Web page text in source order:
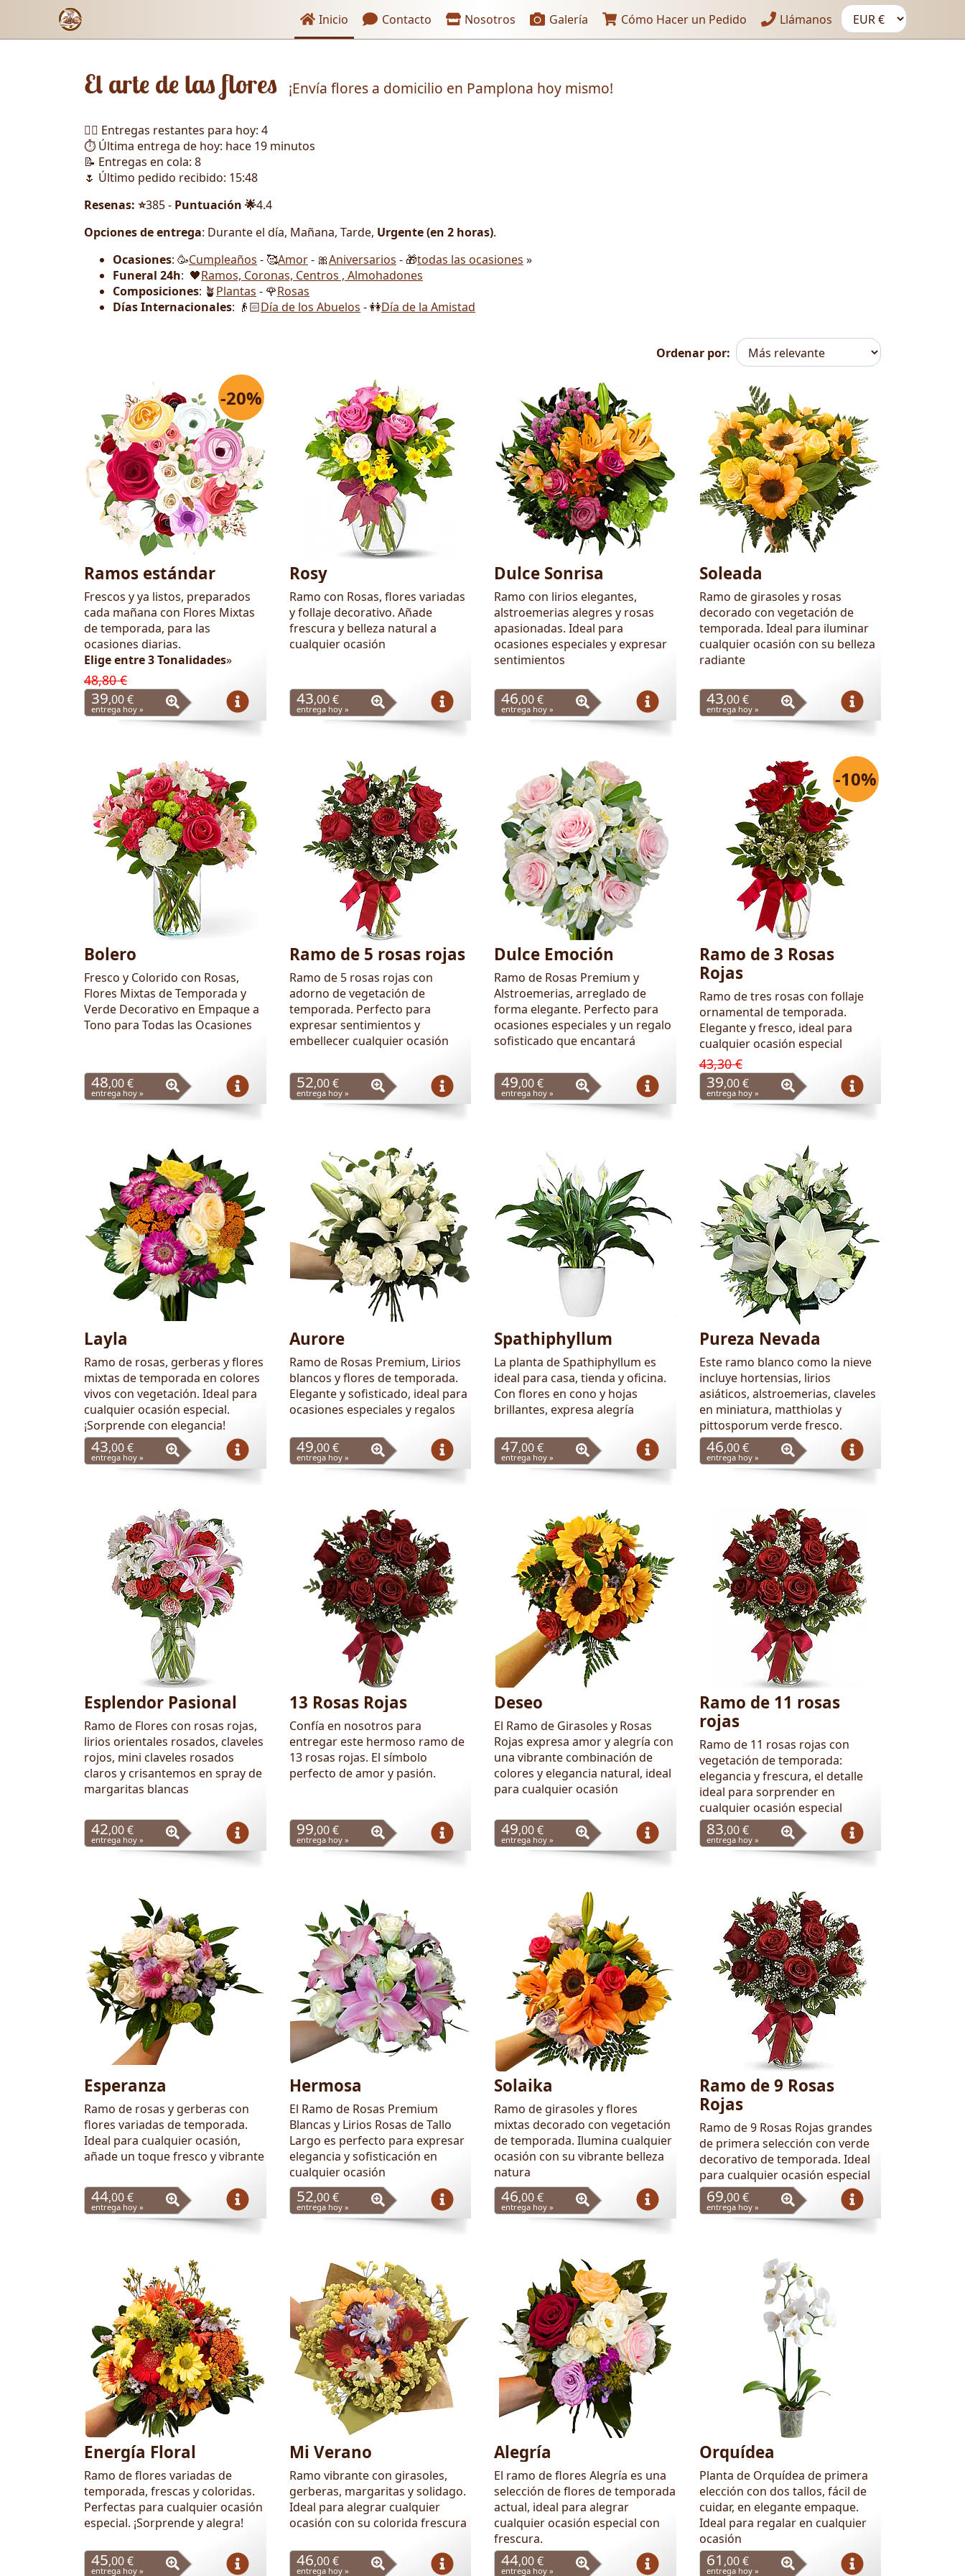
Enlaces de encabezado
Inicio Contacto Nosotros Galería Cómo Hacer un Pedido Llámanos
El arte de las flores ¡Envía flores a domicilio en Pamplona hoy mismo!
🏃‍♂️ Entregas restantes para hoy: 4
⏱️ Última entrega de hoy: hace 19 minutos
📝 Entregas en cola: 8
🌷 Último pedido recibido: 15:48
Resenas: ⭐385 - Puntuación 🌟4.4
Opciones de entrega: Durante el día, Mañana, Tarde, Urgente (en 2 horas).
Ocasiones: 🥳Cumpleaños - 🥰Amor- 🎀Aniversarios - 🎁todas las ocasiones »
Funeral 24h: 🖤Ramos, Coronas, Centros , Almohadones
Composiciones: 🪴Plantas - 🌹Rosas
Días Internacionales: 👴🏻Día de los Abuelos - 👭Día de la Amistad
Ordenar por:
Flores -20%
Ramos estándar
Frescos y ya listos, preparados
cada mañana con Flores Mixtas
de temporada, para las
ocasiones diarias.
Elige entre 3 Tonalidades»
48,80 €
39,00 €
entrega hoy »
Rosy
Ramo con Rosas, flores variadas
y follaje decorativo. Añade
frescura y belleza natural a
cualquier ocasión
43,00 €
entrega hoy »
Dulce Sonrisa
Ramo con lirios elegantes,
alstroemerias alegres y rosas
apasionadas. Ideal para
ocasiones especiales y expresar
sentimientos
46,00 €
entrega hoy »
Soleada
Ramo de girasoles y rosas
decorado con vegetación de
temporada. Ideal para iluminar
cualquier ocasión con su belleza
radiante
43,00 €
entrega hoy »
Bolero
Fresco y Colorido con Rosas,
Flores Mixtas de Temporada y
Verde Decorativo en Empaque a
Tono para Todas las Ocasiones
48,00 €
entrega hoy »
Ramo de 5 rosas rojas
Ramo de 5 rosas rojas con
adorno de vegetación de
temporada. Perfecto para
expresar sentimientos y
embellecer cualquier ocasión
52,00 €
entrega hoy »
Dulce Emoción
Ramo de Rosas Premium y
Alstroemerias, arreglado de
forma elegante. Perfecto para
ocasiones especiales y un regalo
sofisticado que encantará
49,00 €
entrega hoy »
-10%
Ramo de 3 Rosas
Rojas
Ramo de tres rosas con follaje
ornamental de temporada.
Elegante y fresco, ideal para
cualquier ocasión especial
43,30 €
39,00 €
entrega hoy »
Layla
Ramo de rosas, gerberas y flores
mixtas de temporada en colores
vivos con vegetación. Ideal para
cualquier ocasión especial.
¡Sorprende con elegancia!
43,00 €
entrega hoy »
Aurore
Ramo de Rosas Premium, Lirios
blancos y flores de temporada.
Elegante y sofisticado, ideal para
ocasiones especiales y regalos
49,00 €
entrega hoy »
Spathiphyllum
La planta de Spathiphyllum es
ideal para casa, tienda y oficina.
Con flores en cono y hojas
brillantes, expresa alegría
47,00 €
entrega hoy »
Pureza Nevada
Este ramo blanco como la nieve
incluye hortensias, lirios
asiáticos, alstroemerias, claveles
en miniatura, matthiolas y
pittosporum verde fresco.
46,00 €
entrega hoy »
Esplendor Pasional
Ramo de Flores con rosas rojas,
lirios orientales rosados, claveles
rojos, mini claveles rosados
claros y crisantemos en spray de
margaritas blancas
42,00 €
entrega hoy »
13 Rosas Rojas
Confía en nosotros para
entregar este hermoso ramo de
13 rosas rojas. El símbolo
perfecto de amor y pasión.
99,00 €
entrega hoy »
Deseo
El Ramo de Girasoles y Rosas
Rojas expresa amor y alegría con
una vibrante combinación de
colores y elegancia natural, ideal
para cualquier ocasión
49,00 €
entrega hoy »
Ramo de 11 rosas
rojas
Ramo de 11 rosas rojas con
vegetación de temporada:
elegancia y frescura, el detalle
ideal para sorprender en
cualquier ocasión especial
83,00 €
entrega hoy »
Esperanza
Ramo de rosas y gerberas con
flores variadas de temporada.
Ideal para cualquier ocasión,
añade un toque fresco y vibrante
44,00 €
entrega hoy »
Hermosa
El Ramo de Rosas Premium
Blancas y Lirios Rosas de Tallo
Largo es perfecto para expresar
elegancia y sofisticación en
cualquier ocasión
52,00 €
entrega hoy »
Solaika
Ramo de girasoles y flores
mixtas decorado con vegetación
de temporada. Ilumina cualquier
ocasión con su vibrante belleza
natura
46,00 €
entrega hoy »
Ramo de 9 Rosas
Rojas
Ramo de 9 Rosas Rojas grandes
de primera selección con verde
decorativo de temporada. Ideal
para cualquier ocasión especial
69,00 €
entrega hoy »
Energía Floral
Ramo de flores variadas de
temporada, frescas y coloridas.
Perfectas para cualquier ocasión
especial. ¡Sorprende y alegra!
45,00 €
entrega hoy »
Mi Verano
Ramo vibrante con girasoles,
gerberas, margaritas y solidago.
Ideal para alegrar cualquier
ocasión con su colorida frescura
46,00 €
entrega hoy »
Alegría
El ramo de flores Alegría es una
selección de flores de temporada
actual, ideal para alegrar
cualquier ocasión especial con
frescura.
44,00 €
entrega hoy »
Orquídea
Planta de Orquídea de primera
elección con dos tallos, fácil de
cuidar, en elegante empaque.
Ideal para regalar en cualquier
ocasión
61 ,00 €
entrega hoy »